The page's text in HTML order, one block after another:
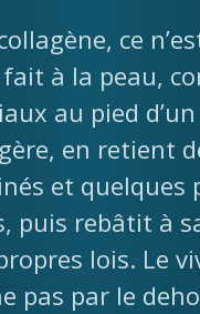
ce
à la peau,
au pied
en retient
et quelques
puis rebâtit à
lois. Le
pas par le